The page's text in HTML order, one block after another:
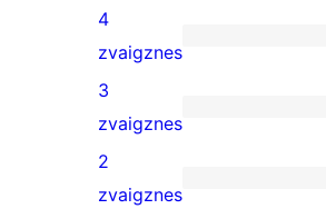
5-
star
reviews
2
4-
star
reviews
4
zvaigznes
3
3-
star
3
zvaigznes
1
2
zvaigznes